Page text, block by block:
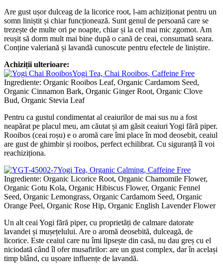
Are gust ușor dulceag de la licorice root, l-am achiziționat pentru un
somn liniștit și chiar funcționează. Sunt genul de persoană care se
trezește de multe ori pe noapte, chiar și la cel mai mic zgomot. Am
reușit să dorm mult mai bine după o cană de ceai, consumată seara.
Conține valeriană și lavandă cunoscute pentru efectele de liniștire.
Achiziții ulterioare:
Yogi Tea, Chai Rooibos, Caffeine Free
Ingrediente: Organic Rooibos Leaf, Organic Cardamom Seed,
Organic Cinnamon Bark, Organic Ginger Root, Organic Clove
Bud, Organic Stevia Leaf
Pentru ca gustul condimentat al ceaiurilor de mai sus nu a fost
neapărat pe placul meu, am căutat și am găsit ceaiuri Yogi fără piper.
Rooibos (ceai roșu) e o aromă care îmi place în mod deosebit, ceaiul
are gust de ghimbir și rooibos, perfect echilibrat. Cu siguranță îl voi
reachiziționa.
Yogi Tea, Organic Calming, Caffeine Free
Ingrediente: Organic Licorice Root, Organic Chamomile Flower,
Organic Gotu Kola, Organic Hibiscus Flower, Organic Fennel
Seed, Organic Lemongrass, Organic Cardamom Seed, Organic
Orange Peel, Organic Rose Hip, Organic English Lavender Flower
Un alt ceai Yogi fără piper, cu proprietăți de calmare datorate
lavandei și mușețelului. Are o aromă deosebită, dulceagă, de
licorice. Este ceaiul care nu îmi lipsește din casă, nu dau greș cu el
niciodată când îl ofer musafirilor: are un gust complex, dar în același
timp blând, cu ușoare influențe de lavandă.